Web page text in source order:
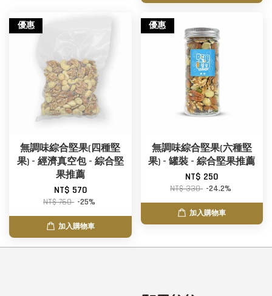
優惠
無調味綜合堅果(四種堅
果) - 經濟真空包 - 綜合堅
果推薦
NT$ 570
NT$ 760 -25%
加入購物車
優惠
無調味綜合堅果(六種堅
果) - 罐裝 - 綜合堅果推薦
NT$ 250
NT$ 330 -24.2%
加入購物車